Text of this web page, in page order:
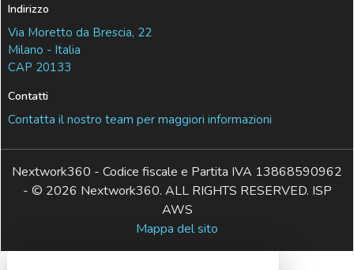
Indirizzo
Via Moretto da Brescia, 22
Milano - Italia
CAP 20133
Contatti
Contatta il nostro team per maggiori informazioni
Nextwork360 - Codice fiscale e Partita IVA 13868590962
- © 2026 Nextwork360. ALL RIGHTS RESERVED. ISP
AWS
Mappa del sito